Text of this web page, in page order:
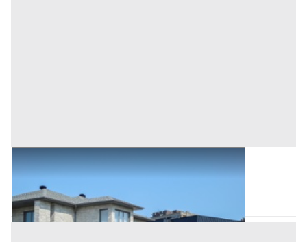
Abitazione di Tipo Civile all'asta a Ortueri
Ortueri
Asta chiusa